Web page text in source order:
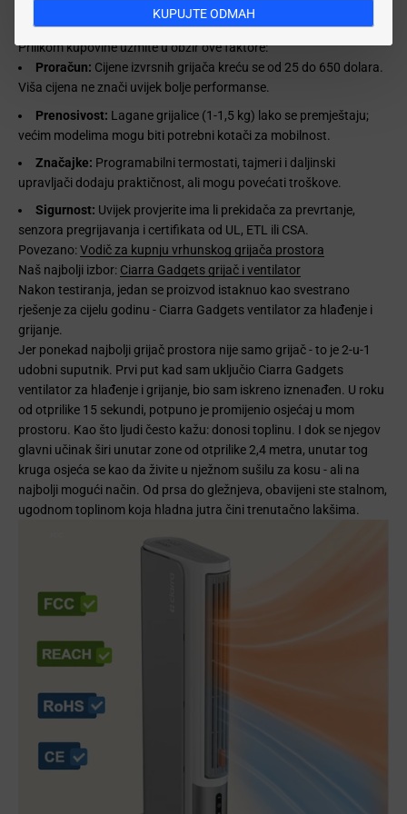
Kako odabrati najbolji grijač prostora?
Prilikom kupovine uzmite u obzir ove faktore:
Proračun: Cijene izvrsnih grijača kreću se od 25 do 650 dolara.
Viša cijena ne znači uvijek bolje performanse.
Prenosivost: Lagane grijalice (1-1,5 kg) lako se premještaju;
većim modelima mogu biti potrebni kotači za mobilnost.
Značajke: Programabilni termostati, tajmeri i daljinski
upravljači dodaju praktičnost, ali mogu povećati troškove.
Sigurnost: Uvijek provjerite ima li prekidača za prevrtanje,
senzora pregrijavanja i certifikata od UL, ETL ili CSA.
Povezano:Vodič za kupnju vrhunskog grijača prostora
Naš najbolji izbor: Ciarra Gadgets grijač i ventilator
Nakon testiranja, jedan se proizvod istaknuo kao svestrano
rješenje za cijelu godinu - Ciarra Gadgets ventilator za hlađenje i
grijanje.
Jer ponekad najbolji grijač prostora nije samo grijač - to je 2-u-1
udobni suputnik. Prvi put kad sam uključio Ciarra Gadgets
ventilator za hlađenje i grijanje, bio sam iskreno iznenađen. U roku
od otprilike 15 sekundi, potpuno je promijenio osjećaj u mom
prostoru. Kao što ljudi često kažu: donosi toplinu. I dok se njegov
glavni učinak širi unutar zone od otprilike 2,4 metra, unutar tog
kruga osjeća se kao da živite u nježnom sušilu za kosu - ali na
najbolji mogući način. Od prsa do gležnjeva, obavijeni ste stalnom,
ugodnom toplinom koja hladna jutra čini trenutačno lakšima.
KUPUJTE ODMAH